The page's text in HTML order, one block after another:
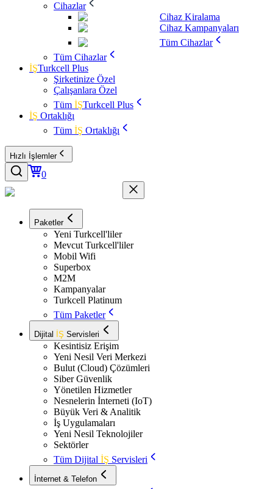
Cihazlar
Cihaz Kiralama
Cihaz Kampanyaları
Tüm Cihazlar
Tüm Cihazlar
İŞTurkcell Plus
Şirketinize Özel
Çalışanlara Özel
Tüm İŞTurkcell Plus
İŞ Ortaklığı
Tüm İŞ Ortaklığı
Hızlı İşlemler
0
Paketler
Yeni Turkcell'liler
Mevcut Turkcell'liler
Mobil Wifi
Superbox
M2M
Kampanyalar
Turkcell Platinum
Tüm Paketler
Dijital İŞ Servisleri
Kesintisiz Erişim
Yeni Nesil Veri Merkezi
Bulut (Cloud) Çözümleri
Siber Güvenlik
Yönetilen Hizmetler
Nesnelerin İnterneti (IoT)
Büyük Veri & Analitik
İş Uygulamaları
Yeni Nesil Teknolojiler
Sektörler
Tüm Dijital İŞ Servisleri
İnternet & Telefon